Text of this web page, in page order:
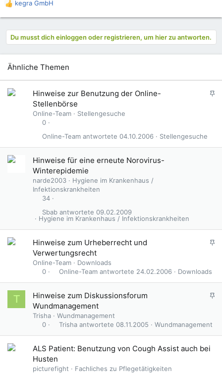
R
e
k
t
n
e
n
kegra GmbH
Du musst dich einloggen oder registrieren, um hier zu antworten.
Ähnliche Themen
A
n
Hinweise zur Benutzung der Online-
Stellenbörse
Online-Team
Stellengesuche
0
Stellengesuche
04.10.2006
Online-Team
Hinweise für eine erneute Norovirus-
Winterepidemie
narde2003
Hygiene im Krankenhaus /
Infektionskrankheiten
34
Hygiene im Krankenhaus / Infektionskrankheiten
09.02.2009
Sbab
A
n
Hinweise zum Urheberrecht und
Verwertungsrecht
Online-Team
Downloads
0
Downloads
24.02.2006
Online-Team
T
G
p
r
A
Hinweise zum Diskussionsforum
Wundmanagement
Trisha
Wundmanagement
0
Wundmanagement
08.11.2005
Trisha
ALS Patient: Benutzung von Cough Assist auch bei
Husten
picturefight
Fachliches zu Pflegetätigkeiten